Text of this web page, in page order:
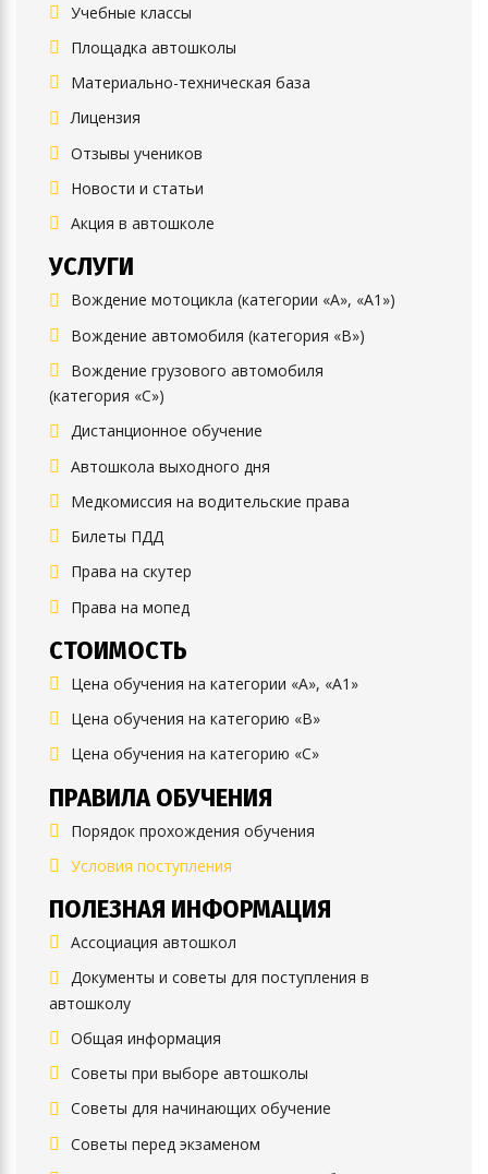
Учебные классы
Площадка автошколы
Материально-техническая база
Лицензия
Отзывы учеников
Новости и статьи
Акция в автошколе
УСЛУГИ
Вождение мотоцикла (категории «А», «А1»)
Вождение автомобиля (категория «B»)
Вождение грузового автомобиля
(категория «C»)
Дистанционное обучение
Автошкола выходного дня
Медкомиссия на водительские права
Билеты ПДД
Права на скутер
Права на мопед
СТОИМОСТЬ
Цена обучения на категории «А», «А1»
Цена обучения на категорию «B»
Цена обучения на категорию «C»
ПРАВИЛА ОБУЧЕНИЯ
Порядок прохождения обучения
Условия поступления
ПОЛЕЗНАЯ ИНФОРМАЦИЯ
Ассоциация автошкол
Документы и советы для поступления в
автошколу
Общая информация
Советы при выборе автошколы
Советы для начинающих обучение
Советы перед экзаменом